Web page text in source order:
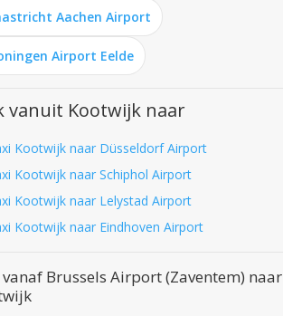
Aachen Airport
Airport Eelde
vanuit Kootwijk naar
Kootwijk naar Düsseldorf Airport
Kootwijk naar Schiphol Airport
Kootwijk naar Lelystad Airport
Kootwijk naar Eindhoven Airport
Brussels Airport (Zaventem) naar